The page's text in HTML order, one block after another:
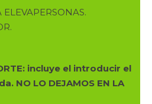
incluye el introducir el
NO LO DEJAMOS EN LA